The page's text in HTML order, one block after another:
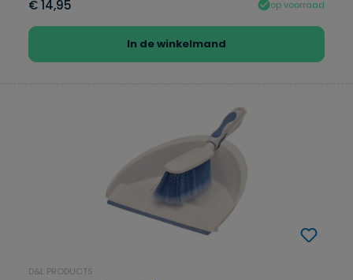
€ 14,95 op voorraad
In de winkelmand
D&L PRODUCTS